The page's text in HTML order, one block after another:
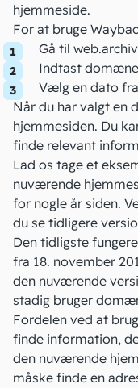
hjemmeside.
For at bruge
Gå til
Indtast
Vælg en dato
Når du har valgt en
hjemmesiden. Du
finde relevant
Lad os tage et
nuværende
for nogle år siden.
du se tidligere
Den tidligste
fra 18. november
den nuværende
stadig bruger
Fordelen ved at
finde information,
den nuværende
måske finde en